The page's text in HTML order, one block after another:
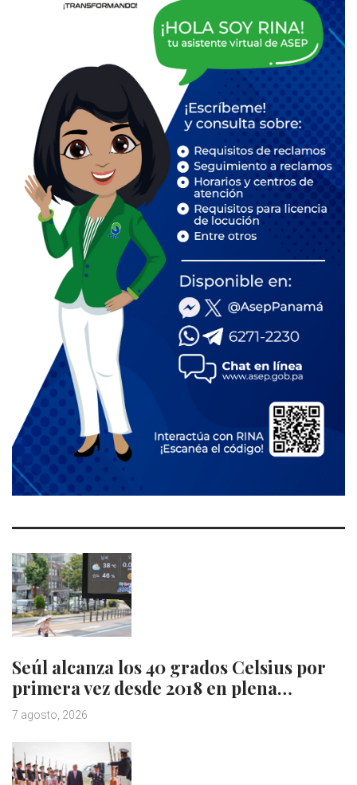
Seúl alcanza los 40 grados Celsius por
primera vez desde 2018 en plena…
7 agosto, 2026